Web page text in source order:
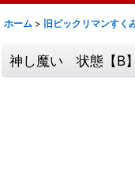
ホーム > 旧ビックリマンすく
神し魔い 状態【B】